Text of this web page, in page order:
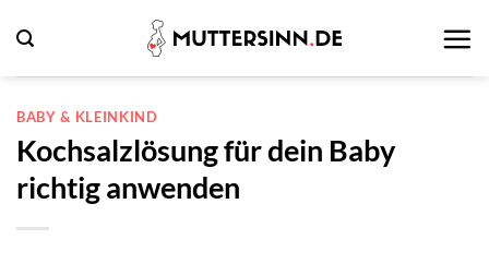
Inhalt
springen
BABY & KLEINKIND
Kochsalzlösung für dein Baby
richtig anwenden